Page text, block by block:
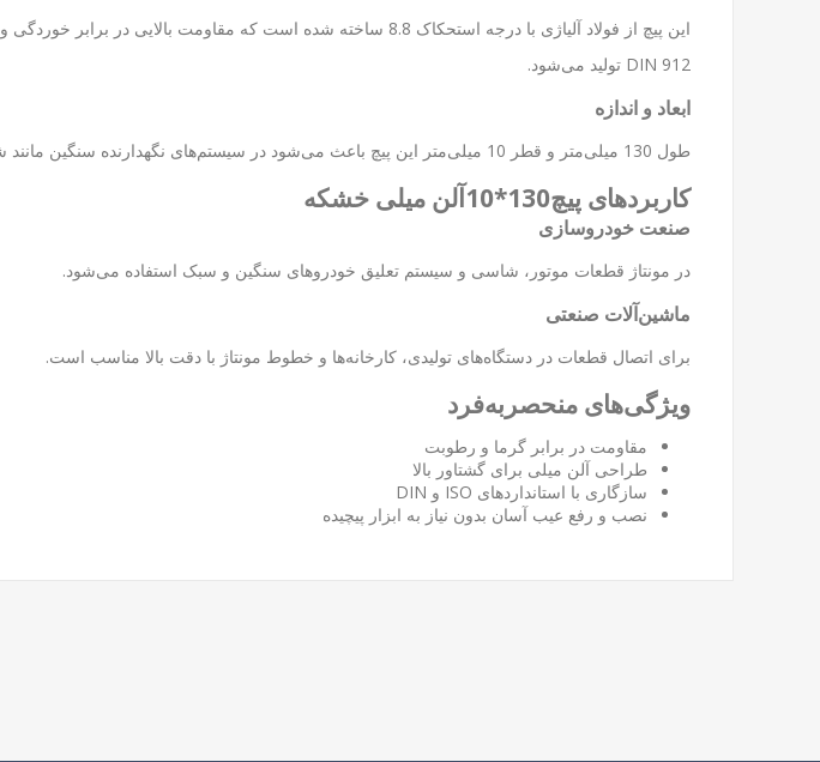
این پیچ از فولاد آلیاژی با درجه استحکاک 8.8 ساخته شده است که
DIN 912 تولید می‌شود.
ابعاد و اندازه
طول 130 میلی‌متر و قطر 10 میلی‌متر این پیچ باعث می‌شود در سیستم‌های نگهدارنده سنگین مانند شاسی خودروها یا ماشین‌آلات صنعتی کاربرد داشته باشد.
کاربردهای پیچ130*10آلن میلی خشکه
صنعت خودروسازی
در مونتاژ قطعات موتور، شاسی و سیستم تعلیق خودروهای سنگین و سبک استفاده می‌شود.
ماشین‌آلات صنعتی
برای اتصال قطعات در دستگاه‌های تولیدی، کارخانه‌ها و خطوط مونتاژ با دقت بالا مناسب است.
ویژگی‌های منحصربه‌فرد
مقاومت در برابر گرما و رطوبت
طراحی آلن میلی برای گشتاور بالا
سازگاری با استانداردهای ISO و DIN
نصب و رفع عیب آسان بدون نیاز به ابزار پیچیده